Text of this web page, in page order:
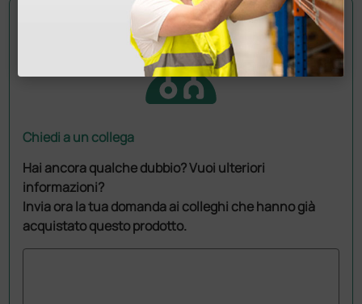
Chiedi a un collega
Hai ancora qualche dubbio? Vuoi ulteriori
informazioni?
Invia ora la tua domanda ai colleghi che hanno già
acquistato questo prodotto.